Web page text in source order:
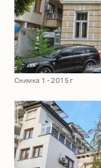
Снимка 1 - 2015 г